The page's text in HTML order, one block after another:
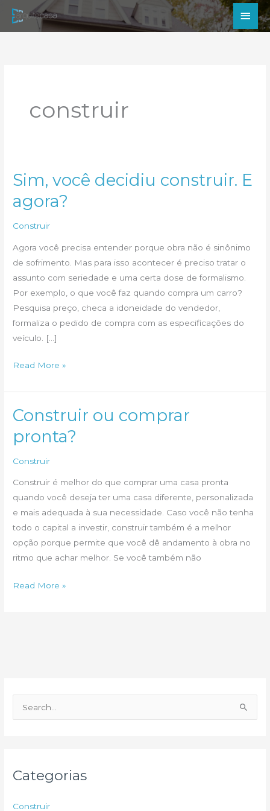
para
construir
Sim, você decidiu construir. E
agora?
Construir
Agora você precisa entender porque obra não é sinônimo
de sofrimento. Mas para isso acontecer é preciso tratar o
assunto com seriedade e uma certa dose de formalismo.
Por exemplo, o que você faz quando compra um carro?
Pesquisa preço, checa a idoneidade do vendedor,
formaliza o pedido de compra com as especificações do
veículo. […]
Sim,
decidiu
construir.
agora?
Read More »
Construir ou comprar
pronta?
Construir
Construir é melhor do que comprar uma casa pronta
quando você deseja ter uma casa diferente, personalizada
e mais adequada à sua necessidade. Caso você não tenha
todo o capital a investir, construir também é a melhor
opção porque permite que você dê andamento à obra no
ritmo que achar melhor. Se você também não
Construir
Read More »
e
Categorias
Construir